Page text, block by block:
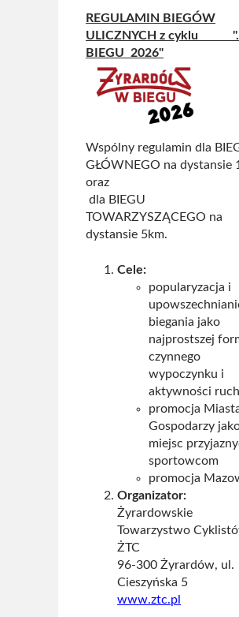
REGULAMIN BIEGÓW
ULICZNYCH z cyklu
BIEGU 2026"
Wspólny regulamin dla
GŁÓWNEGO na dystansie
oraz
dla BIEGU
TOWARZYSZĄCEGO na
dystansie 5km.
Cele:
popularyzacja i
biegania jako
najprostszej
czynnego
wypoczynku i
aktywności
promocja
Gospodarzy
miejsc
sportowcom
promocja
Organizator:
Żyrardowskie
Towarzystwo
ŻTC
96-300 Żyrardów, ul.
Cieszyńska 5
www.ztc.pl